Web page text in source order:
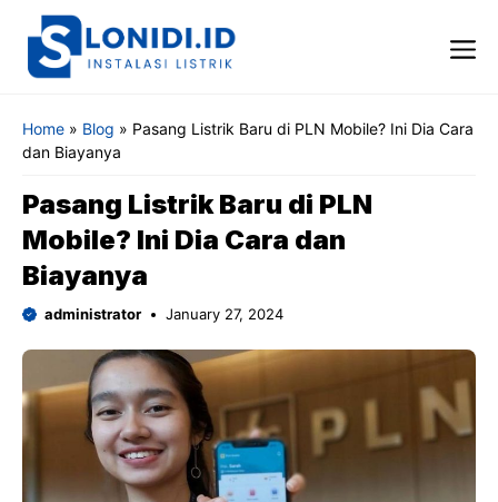
content
Home » Blog » Pasang Listrik Baru di PLN Mobile? Ini Dia Cara
dan Biayanya
Pasang Listrik Baru di PLN
Mobile? Ini Dia Cara dan
Biayanya
administrator January 27, 2024